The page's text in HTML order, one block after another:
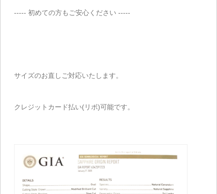
----- 初めての方もご安心ください -----
サイズのお直しご対応いたします。
クレジットカード払い(リボ)可能です。